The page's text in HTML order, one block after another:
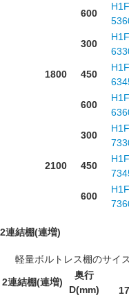
600
1800
300
450
600
2100
300
450
600
2連結棚(連増)
軽量ボルトレス棚のサイ
2連結棚(連増)
奥行
D(mm)